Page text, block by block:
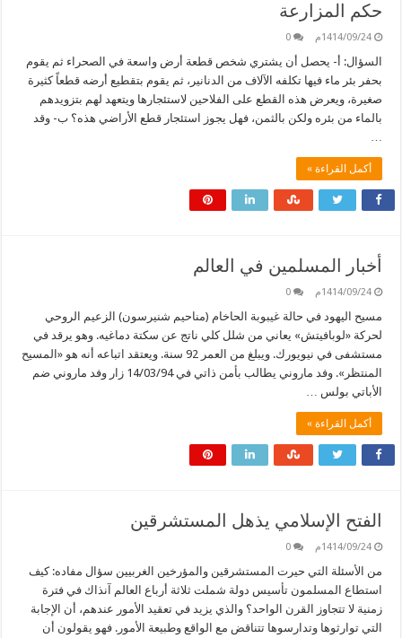
حكم المزارعة
1414/09/24م 0
السؤال: أ- يحصل أن يشتري شخص قطعة أرض واسعة في الصحراء ثم يقوم
بحفر بئر ماء فيها تكلفه الآلاف من الدنانير، ثم يقوم بتقطيع أرضه قطعاً كثيرة
صغيرة، ويعرض هذه القطع على الفلاحين لاستئجارها ويتعهد لهم بتزويدهم
بالماء من بئره ولكن بالثمن، فهل يجوز استئجار قطع الأراضي هذه؟ ب- وقد
أكمل القراءة »
أخبار المسلمين في العالم
1414/09/24م 0
مسيح اليهود في حالة غيبوبة الحاخام (مناحيم شنيرسون) الزعيم الروحي
لحركة «لوبافيتش» يعاني من شلل كلي ناتج عن سكتة دماغيه. وهو يرقد في
مستشفى في نيويورك. ويبلغ من العمر 92 سنة. ويعتقد اتباعه أنه هو «المسيح
المنتظر». وفد ماروني يطالب بأمن ذاتي في 14/03/94 زار وفد ماروني ضم
الأباتي بولس …
أكمل القراءة »
الفتح الإسلامي يذهل المستشرقين
1414/09/24م 0
من الأسئلة التي حيرت المستشرقين والمؤرخين الغربيين سؤال مفاده: كيف
استطاع المسلمون تأسيس دولة شملت ثلاثة أرباع العالم آنذاك في فترة
زمنية لا تتجاوز القرن الواحد؟ والذي يزيد في تعقيد الأمور عندهم، أن الإجابة
التي توارثوها وتدارسوها تتناقض مع الواقع وطبيعة الأمور. فهو يقولون أن